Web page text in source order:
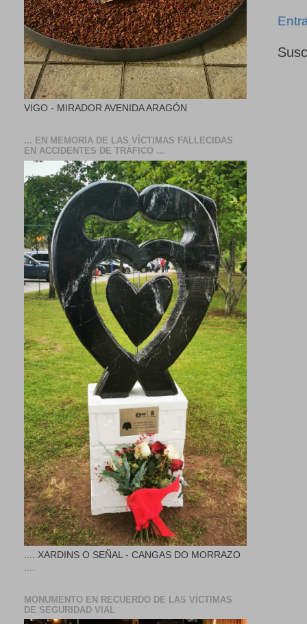
VIGO - MIRADOR AVENIDA ARAGÓN
... EN MEMORIA DE LAS VÍCTIMAS FALLECIDAS
EN ACCIDENTES DE TRÁFICO ...
.... XARDINS O SEÑAL - CANGAS DO MORRAZO
MONUMENTO EN RECUERDO DE LAS VÍCTIMAS
DE SEGURIDAD VIAL